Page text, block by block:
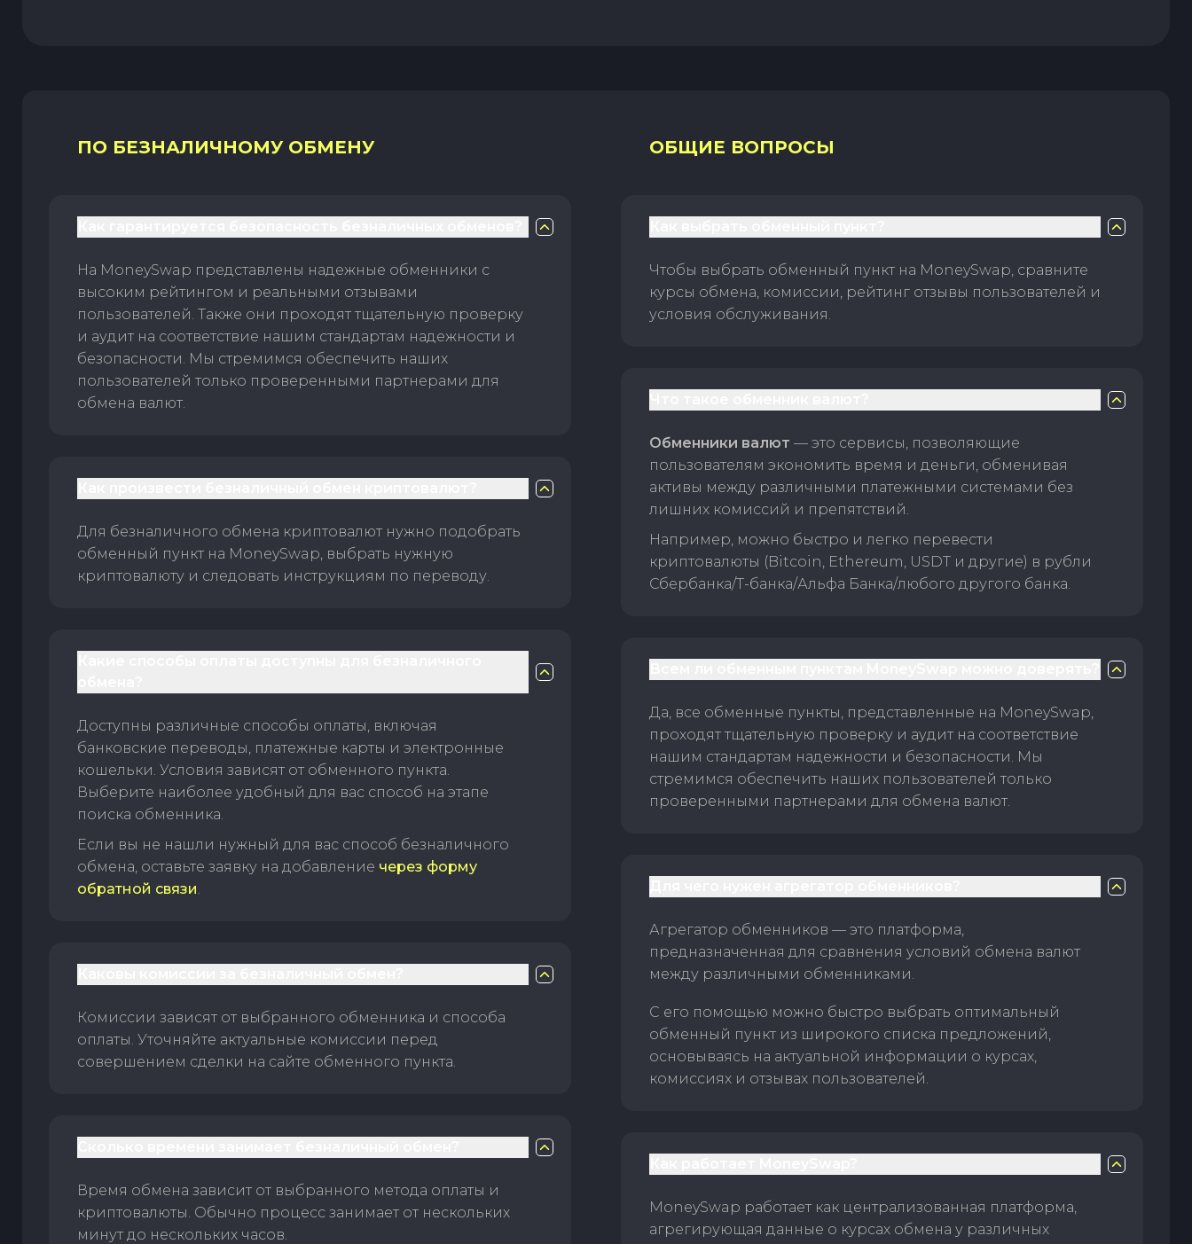
ПО БЕЗНАЛИЧНОМУ ОБМЕНУ
На MoneySwap представлены надежные обменники с
высоким рейтингом и реальными отзывами
пользователей. Также они проходят тщательную проверку
и аудит на соответствие нашим стандартам надежности и
безопасности. Мы стремимся обеспечить наших
пользователей только проверенными партнерами для
обмена валют.
Для безналичного обмена криптовалют нужно подобрать
обменный пункт на MoneySwap, выбрать нужную
криптовалюту и следовать инструкциям по переводу.
Доступны различные способы оплаты, включая
банковские переводы, платежные карты и электронные
кошельки. Условия зависят от обменного пункта.
Выберите наиболее удобный для вас способ на этапе
поиска обменника.
Если вы не нашли нужный для вас способ безналичного
обмена, оставьте заявку на добавление через форму
обратной связи
Комиссии зависят от выбранного обменника и способа
оплаты. Уточняйте актуальные комиссии перед
совершением сделки на сайте обменного пункта.
Время обмена зависит от выбранного метода оплаты и
криптовалюты. Обычно процесс занимает от нескольких
минут до нескольких часов.
ОБЩИЕ ВОПРОСЫ
Чтобы выбрать обменный пункт на MoneySwap, сравните
курсы обмена, комиссии, рейтинг отзывы пользователей и
условия обслуживания.
Обменники валют — это сервисы, позволяющие
пользователям экономить время и деньги, обменивая
активы между различными платежными системами без
лишних комиссий и препятствий.
Например, можно быстро и легко перевести
криптовалюты (Bitcoin, Ethereum, USDT и другие) в рубли
Сбербанка/Т-банка/Альфа Банка/любого другого банка.
Да, все обменные пункты, представленные на MoneySwap,
проходят тщательную проверку и аудит на соответствие
нашим стандартам надежности и безопасности. Мы
стремимся обеспечить наших пользователей только
проверенными партнерами для обмена валют.
Агрегатор обменников — это платформа,
предназначенная для сравнения условий обмена валют
между различными обменниками.
С его помощью можно быстро выбрать оптимальный
обменный пункт из широкого списка предложений,
основываясь на актуальной информации о курсах,
комиссиях и отзывах пользователей.
MoneySwap работает как централизованная платформа,
агрегирующая данные о курсах обмена у различных